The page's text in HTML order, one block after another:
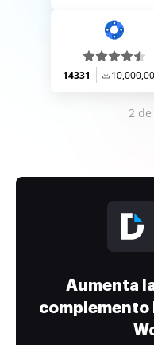
14331
2
Aumenta
complemento